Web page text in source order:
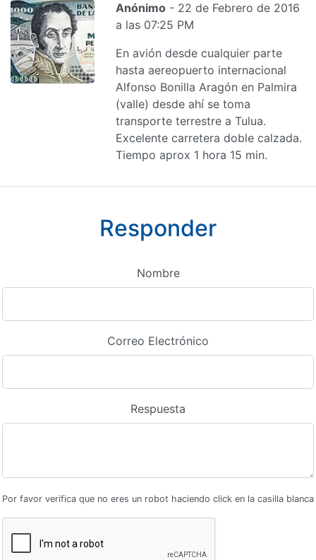
Anónimo - 22 de Febrero de 2016
a las 07:25 PM
En avión desde cualquier parte
hasta aereopuerto internacional
Alfonso Bonilla Aragón en Palmira
(valle) desde ahí se toma
transporte terrestre a Tulua.
Excelente carretera doble calzada.
Tiempo aprox 1 hora 15 min.
Responder
Nombre
Correo Electrónico
Respuesta
Por favor verifica que no eres un robot haciendo click en la casilla blanca